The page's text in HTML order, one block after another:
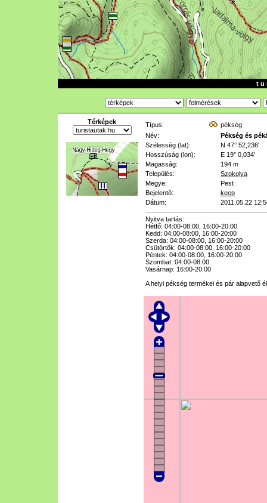
t u
Térképek Típus:
pékség
Név:
Pékség és
Szélesség (lat):
N 47° 52,236'
Hosszúság (lon):
E 19° 0,034'
Magasság:
194 m
Település:
Szokolya
Megye:
Pest
Bejelentő:
keep
Dátum:
2011.05.22
Nyitva tartás:
Hétfő: 04:00-08:00, 16:00-20:00
Kedd: 04:00-08:00, 16:00-20:00
Szerda: 04:00-08:00, 16:00-20:00
Csütörtök: 04:00-08:00, 16:00-20:00
Péntek: 04:00-08:00, 16:00-20:00
Szombat: 04:00-08:00
Vasárnap: 16:00-20:00
A helyi pékség termékei és pár alapvető